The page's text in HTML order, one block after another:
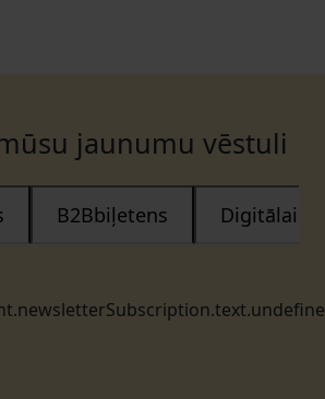
jaunumu vēstuli
B2Bbiļetens Digitālais